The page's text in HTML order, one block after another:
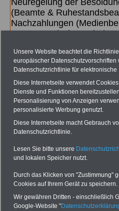
Neuregelung der
(Beamte &
Nachzahlungen
Beamtezwischen mind.
dem Beschluss des
wird (wahrscheinlich im
Meldung
2020
Unsere Website beachtet die
europäischer
Datenschutzrichtlinie für
Diese Internetseite verwendet
Dienste und Funktionen
Personalisierung von Anzeigen
personalisierte Werbung genutzt.
Diese Internetseite macht Gebrauch
Datenschutzrichtlinie.
Lesen Sie bitte unsere
und lokalen Speicher nutzt.
Durch das Klicken von "Zustimmung"
Cookies auf Ihrem Gerät zu speichern.
Wir gewähren Dritten - einschließlich
Google-Website "